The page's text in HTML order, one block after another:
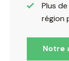
Plus
région
Notre